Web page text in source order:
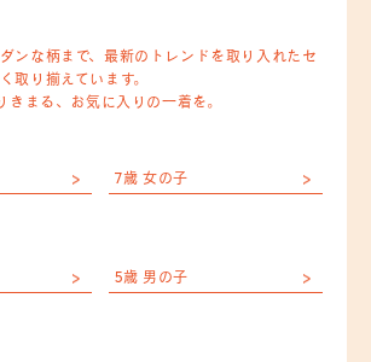
ンな柄まで、最新のトレンドを取り入れたセ
取り揃えています。
きまる、お気に入りの一着を。
7歳 女の子
5歳 男の子